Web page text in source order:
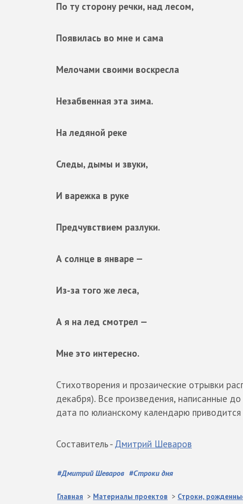
По ту сторону речки, над лесом,
Появилась во мне и сама
Мелочами своими воскресла
Незабвенная эта зима.
На ледяной реке
Следы, дымы и звуки,
И варежка в руке
Предчувствием разлуки.
А солнце в январе —
Из-за того же леса,
А я на лед смотрел —
Мне это интересно.
Стихотворения и прозаические отрывки
декабря). Все произведения, написанные
дата по юлианскому календарю
Составитель - Дмитрий Шеваров
#Дмитрий Шеваров #Строки дня
Главная > Материалы проектов > Строки,